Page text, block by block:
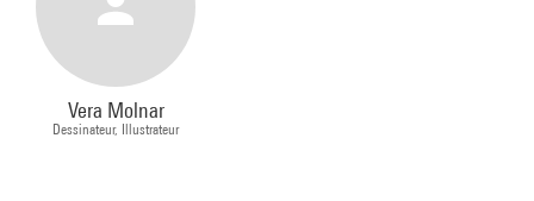
Vera Molnar
Dessinateur, Illustrateur